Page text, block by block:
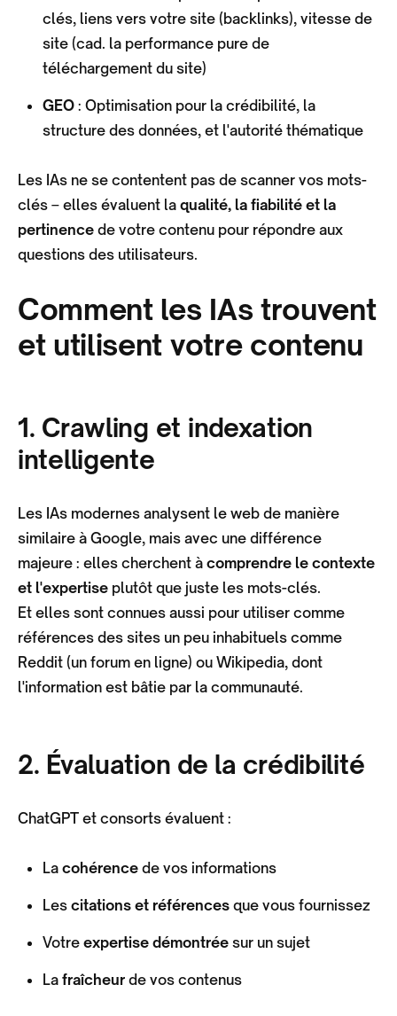
clés, liens vers votre site (backlinks), vitesse de
site (cad. la performance pure de
téléchargement du site)
GEO : Optimisation pour la crédibilité, la
structure des données, et l'autorité thématique
Les IAs ne se contentent pas de scanner vos mots-
clés – elles évaluent la qualité, la fiabilité et la
pertinence de votre contenu pour répondre aux
questions des utilisateurs.
Comment les IAs trouvent
et utilisent votre contenu
1. Crawling et indexation
intelligente
Les IAs modernes analysent le web de manière
similaire à Google, mais avec une différence
majeure : elles cherchent à comprendre le contexte
et l'expertise plutôt que juste les mots-clés.
Et elles sont connues aussi pour utiliser comme
références des sites un peu inhabituels comme
Reddit (un forum en ligne) ou Wikipedia, dont
l'information est bâtie par la communauté.
2. Évaluation de la crédibilité
ChatGPT et consorts évaluent :
La cohérence de vos informations
Les citations et références que vous fournissez
Votre expertise démontrée sur un sujet
La fraîcheur de vos contenus